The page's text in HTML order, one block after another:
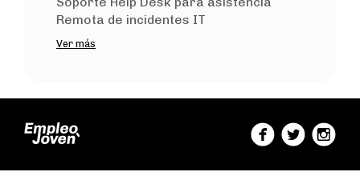
Remota de incidentes IT
Ver más